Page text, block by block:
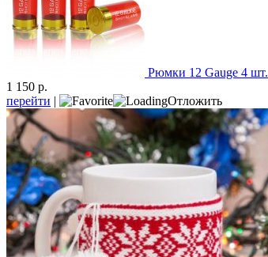
Рюмки 12 Gauge 4 шт.
1 150 р.
перейти | Отложить